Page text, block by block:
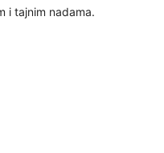
i tajnim nadama.